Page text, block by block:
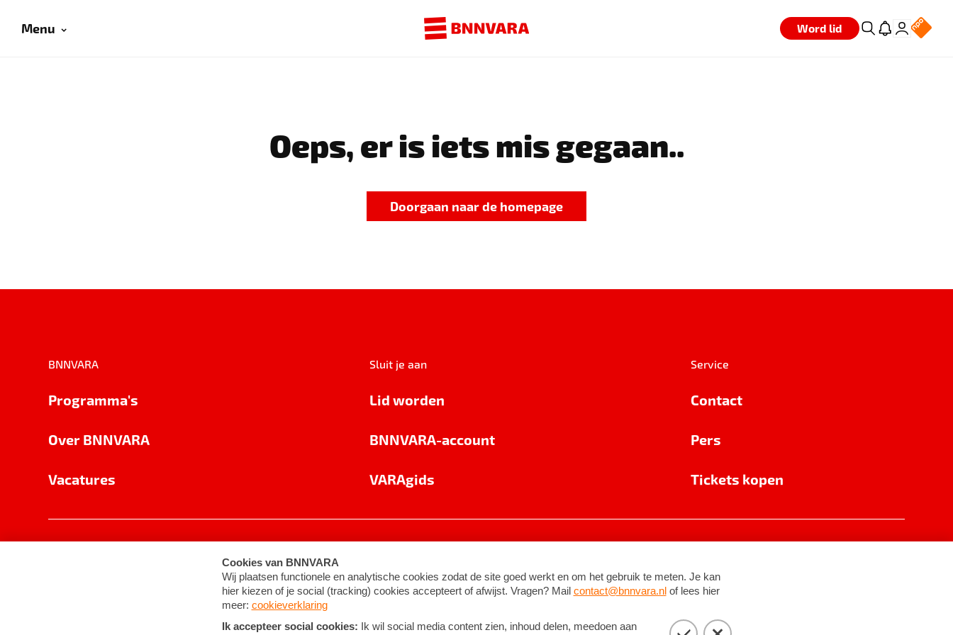
Menu Word lid
Oeps, er is iets mis gegaan..
Doorgaan naar de homepage
BNNVARA
Programma's
Over BNNVARA
Vacatures
Sluit je aan
Lid worden
BNNVARA-account
VARAgids
Service
Contact
Pers
Tickets kopen
Cookie-instellingen Algemene voorwaarden ©2026BNNVARA